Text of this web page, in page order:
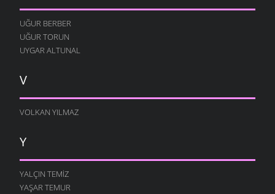
UĞUR BERBER
UĞUR TORUN
UYGAR ALTUNAL
V
VOLKAN YILMAZ
Y
YALÇIN TEMIZ
YAŞAR TEMUR